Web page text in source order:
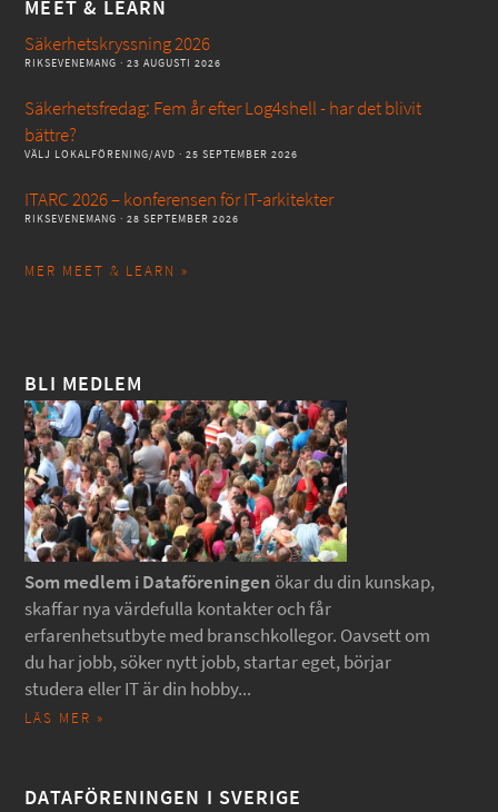
MEET & LEARN
Säkerhetskryssning 2026
RIKSEVENEMANG · 23 AUGUSTI 2026
Säkerhetsfredag: Fem år efter Log4shell - har det blivit
bättre?
VÄLJ LOKALFÖRENING/AVD · 25 SEPTEMBER 2026
ITARC 2026 – konferensen för IT-arkitekter
RIKSEVENEMANG · 28 SEPTEMBER 2026
MER MEET & LEARN »
BLI MEDLEM
Som medlem i Dataföreningen ökar du din kunskap,
skaffar nya värdefulla kontakter och får
erfarenhetsutbyte med branschkollegor. Oavsett om
du har jobb, söker nytt jobb, startar eget, börjar
studera eller IT är din hobby...
LÄS MER »
DATAFÖRENINGEN I SVERIGE